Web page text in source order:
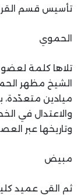
تأسيس قسم
الحموي
تلاها كلمة
الشيخ مظهر
ميادين متعدّدة،
والاعتدال في
وتاريخها عبر
مبيض
ثم القى عميد